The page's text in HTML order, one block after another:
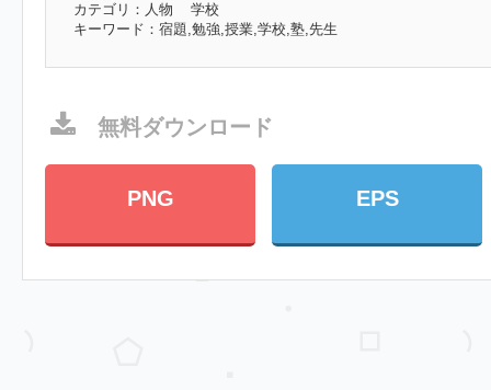
カテゴリ： 人物
学校
キーワード： 宿題,勉強,授業,学校,塾,先生
無料ダウンロード
PNG EPS